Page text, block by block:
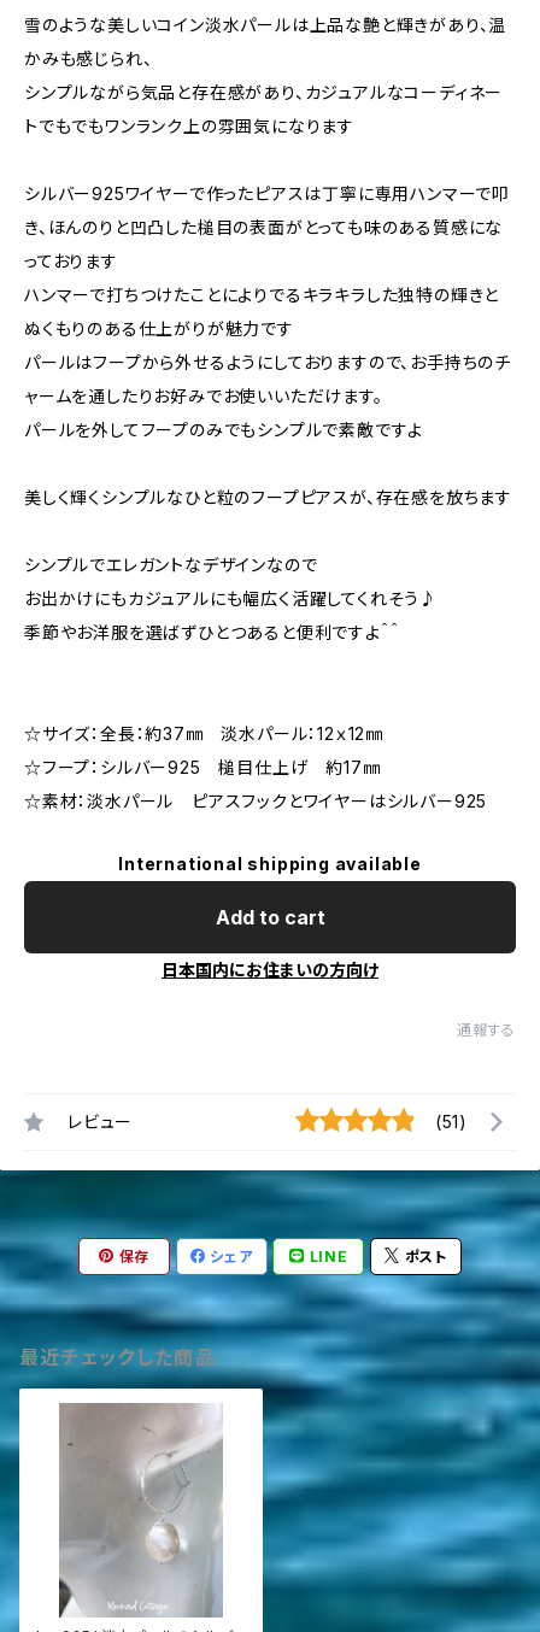
雪のような美しいコイン淡水パールは上品な艶と輝きがあり、温
かみも感じられ、
シンプルながら気品と存在感があり、カジュアルなコーディネー
トでもでもワンランク上の雰囲気になります
シルバー925ワイヤーで作ったピアスは丁寧に専用ハンマーで叩
き、ほんのりと凹凸した槌目の表面がとっても味のある質感にな
っております
ハンマーで打ちつけたことによりでるキラキラした独特の輝きと
ぬくもりのある仕上がりが魅力です
パールはフープから外せるようにしておりますので、お手持ちのチ
ャームを通したりお好みでお使いいただけます。
パールを外してフープのみでもシンプルで素敵ですよ
美しく輝くシンプルなひと粒のフープピアスが、存在感を放ちます
シンプルでエレガントなデザインなので
お出かけにもカジュアルにも幅広く活躍してくれそう♪
季節やお洋服を選ばずひとつあると便利ですよ＾＾
☆サイズ：全長：約37㎜ 淡水パール：12ｘ12㎜
☆フープ：シルバー925 槌目仕上げ 約17㎜
☆素材：淡水パール ピアスフックとワイヤーはシルバー925
International shipping available
Add to cart
日本国内にお住まいの方向け
通報する
レビュー (51)
保存 シェア LINE ポスト
最近チェックした商品